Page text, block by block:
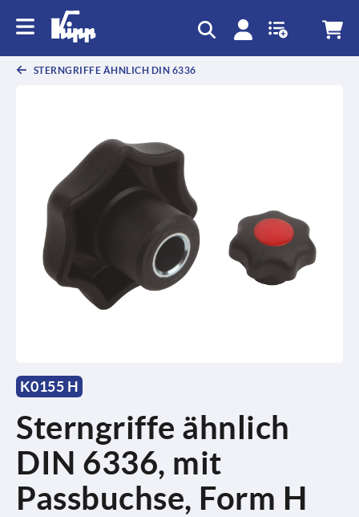
STERNGRIFFE ÄHNLICH DIN 6336
K0155 H
Sterngriffe ähnlich
DIN 6336, mit
Passbuchse, Form H